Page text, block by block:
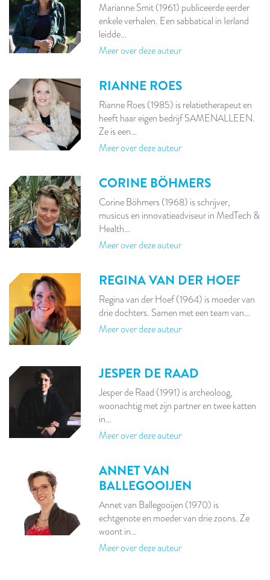
Marianne Smit (1961) publiceerde eerder
enkele verhalen. Een sabbatical in Ierland
leidde…
Meer over deze auteur
RIANNE ROES
Rianne Roes (1985) is relatietherapeut en
heeft haar eigen bedrijf SAMENALLEEN.
Ze is een…
Meer over deze auteur
CORINE BÖHMERS
Corine Böhmers (1968) is schrijver,
musicus en innovatieadviseur in MedTech &
Health…
Meer over deze auteur
REGINA VAN DER HOEF
Regina van der Hoef (1964) is moeder van
drie dochters. Samen met een team van…
Meer over deze auteur
JESPER DE RAAD
Jesper de Raad (1991) is archeoloog,
woonachtig met zijn partner en twee katten
in…
Meer over deze auteur
ANNET VAN
BALLEGOOIJEN
Annet van Ballegooijen (1970) is
echtgenote en moeder van drie zoons. Ze
woont in…
Meer over deze auteur